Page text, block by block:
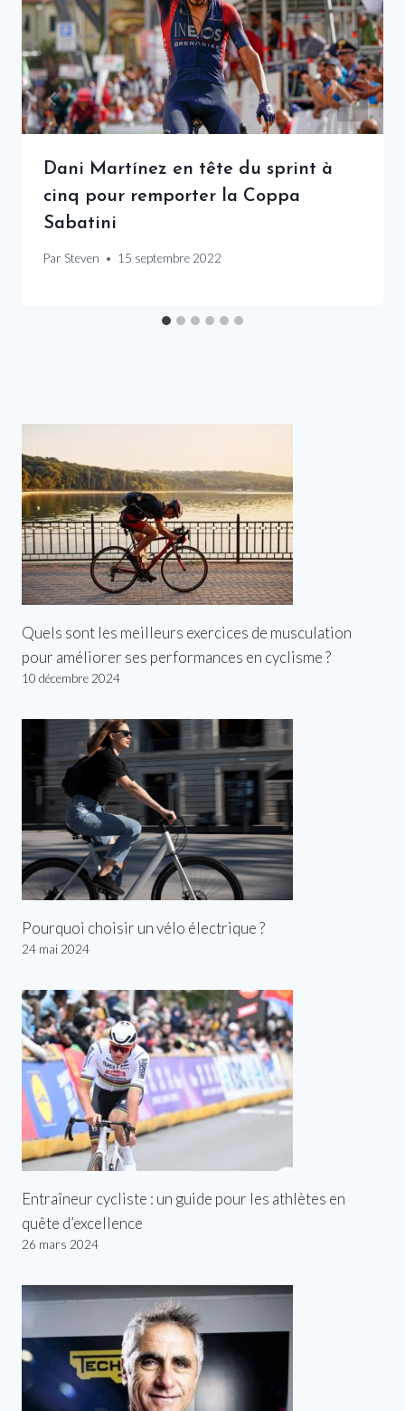
Dani Martínez en tête du sprint à
cinq pour remporter la Coppa
Sabatini
Par Steven 15 septembre 2022
Quels sont les meilleurs exercices de musculation
pour améliorer ses performances en cyclisme ?
10 décembre 2024
Pourquoi choisir un vélo électrique ?
24 mai 2024
Entraîneur cycliste : un guide pour les athlètes en
quête d’excellence
26 mars 2024